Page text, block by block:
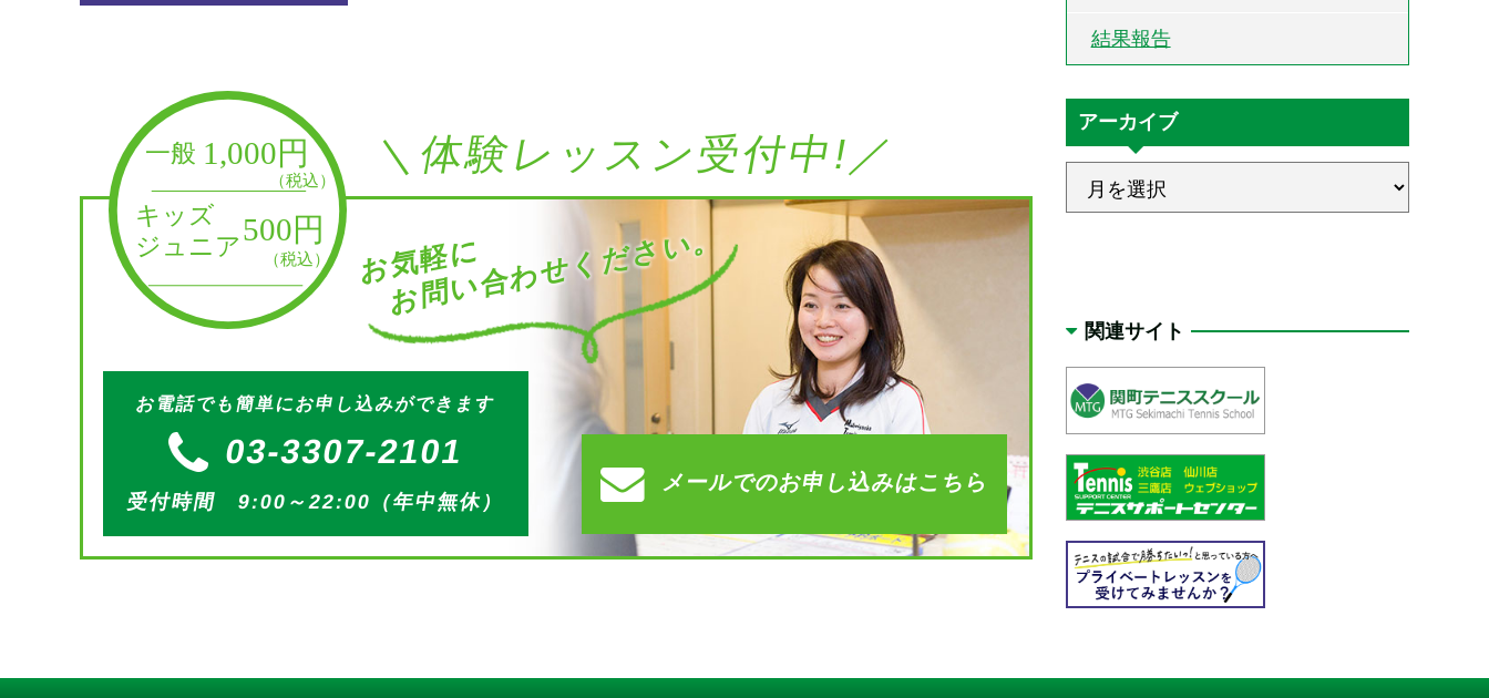
＼体験レッスン受付中!／
お気軽に
お問い合わせください。
お電話でも簡単にお申し込みができます
03-3307-2101
受付時間 9:00～22:00（年中無休）
メールでのお申し込みはこちら
結果報告
アーカイブ
関連サイト